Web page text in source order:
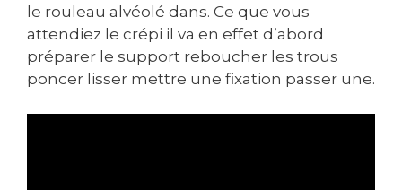
le rouleau alvéolé dans. Ce que vous
attendiez le crépi il va en effet d’abord
préparer le support reboucher les trous
poncer lisser mettre une fixation passer une.